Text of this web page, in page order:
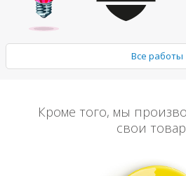
Все работы
Кроме того, мы
свои